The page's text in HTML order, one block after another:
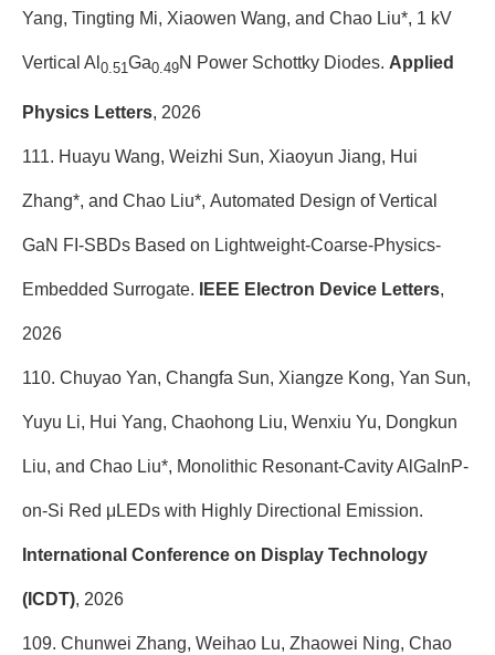
Yang, Tingting Mi, Xiaowen Wang, and Chao Liu*, 1 kV
Vertical Al 0.51Ga0.49N Power Schottky Diodes. Applied
Physics Letters, 2026
111. Huayu Wang, Weizhi Sun, Xiaoyun Jiang, Hui
Zhang*, and Chao Liu*, Automated Design of Vertical
GaN FI-SBDs Based on Lightweight-Coarse-Physics-
Embedded Surrogate. IEEE Electron Device Letters,
2026
110. Chuyao Yan, Changfa Sun, Xiangze Kong, Yan Sun,
Yuyu Li, Hui Yang, Chaohong Liu, Wenxiu Yu, Dongkun
Liu, and Chao Liu*, Monolithic Resonant-Cavity AlGaInP-
on-Si Red μLEDs with Highly Directional Emission.
International Conference on Display Technology
(ICDT), 2026
109. Chunwei Zhang, Weihao Lu, Zhaowei Ning, Chao